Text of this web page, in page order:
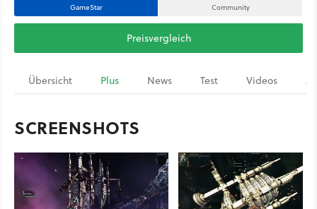
GameStar Community
Preisvergleich
Übersicht Plus News Test Videos
SCREENSHOTS